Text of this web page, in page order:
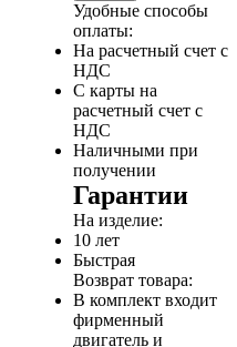
Удобные способы
оплаты:
На расчетный счет с
НДС
С карты на
расчетный счет с
НДС
Наличными при
получении
Гарантии
На изделие:
10 лет
Быстрая
Возврат товара:
В комплект входит
фирменный
двигатель и